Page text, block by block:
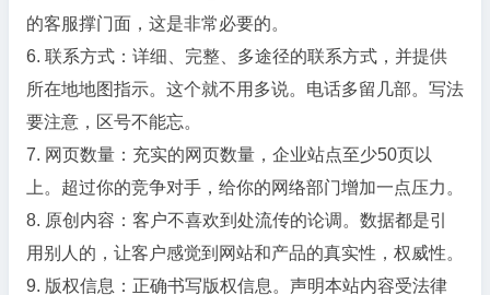
的客服撑门面，这是非常必要的。
6. 联系方式：详细、完整、多途径的联系方式，并提供
所在地地图指示。这个就不用多说。电话多留几部。写法
要注意，区号不能忘。
7. 网页数量：充实的网页数量，企业站点至少50页以
上。超过你的竞争对手，给你的网络部门增加一点压力。
8. 原创内容：客户不喜欢到处流传的论调。数据都是引
用别人的，让客户感觉到网站和产品的真实性，权威性。
9. 版权信息：正确书写版权信息。声明本站内容受法律